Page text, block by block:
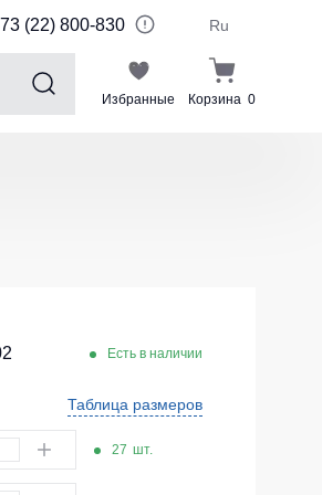
(22) 800-830 Ru
Избранные Корзина 0
спорта
Есть в наличии
Таблица размеров
27 шт.